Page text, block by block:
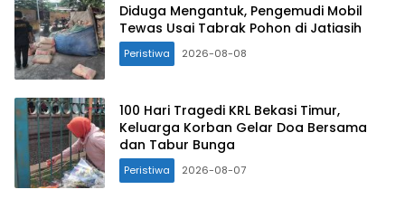
Diduga Mengantuk, Pengemudi Mobil
Tewas Usai Tabrak Pohon di Jatiasih
Peristiwa 2026-08-08
100 Hari Tragedi KRL Bekasi Timur,
Keluarga Korban Gelar Doa Bersama
dan Tabur Bunga
Peristiwa 2026-08-07